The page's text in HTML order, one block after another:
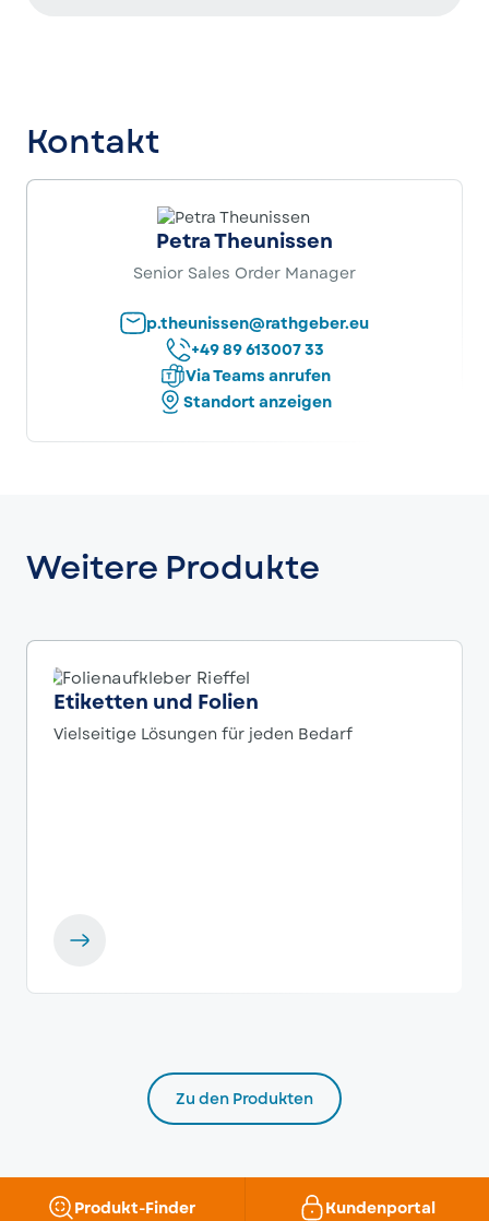
Kontakt
Petra Theunissen
Senior Sales Order Manager
p.theunissen@rathgeber.eu
+49 89 613007 33
Via Teams anrufen
Standort anzeigen
Weitere Produkte
Etiketten und Folien
Vielseitige Lösungen für jeden Bedarf
Zu den Produkten
Produkt-Finder Kundenportal